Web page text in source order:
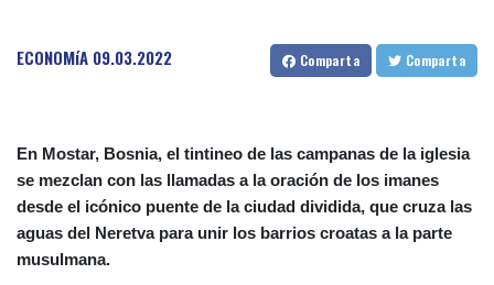
ECONOMíA 09.03.2022 Comparta Comparta
En Mostar, Bosnia, el tintineo de las campanas de la iglesia
se mezclan con las llamadas a la oración de los imanes
desde el icónico puente de la ciudad dividida, que cruza las
aguas del Neretva para unir los barrios croatas a la parte
musulmana.